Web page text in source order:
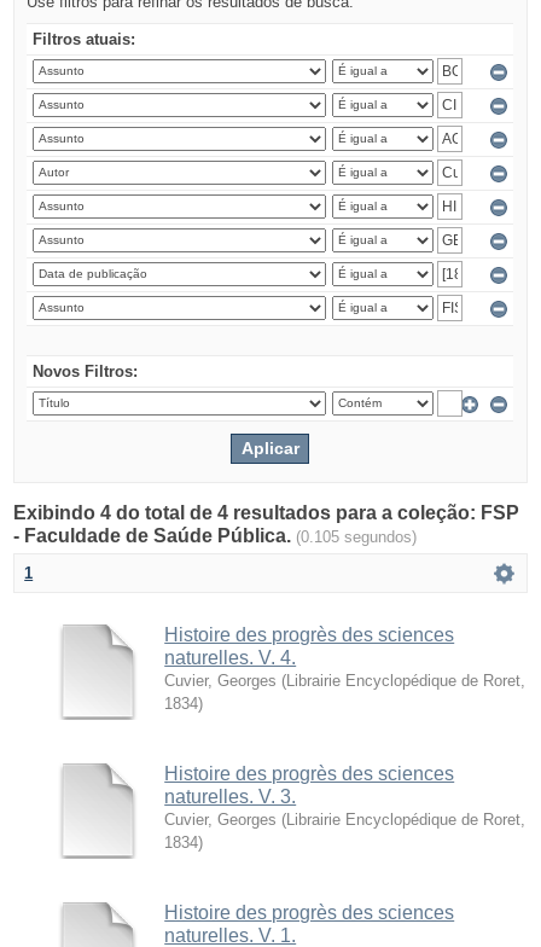
Filtros atuais:
Novos Filtros:
Exibindo 4 do total de 4 resultados para a coleção: FSP
- Faculdade de Saúde Pública. (0.105 segundos)
1
Histoire des progrès des sciences
naturelles. V. 4.
Cuvier, Georges ( Librairie Encyclopédique de Roret
1834)
Histoire des progrès des sciences
naturelles. V. 3.
Cuvier, Georges ( Librairie Encyclopédique de Roret
1834)
Histoire des progrès des sciences
naturelles. V. 1.